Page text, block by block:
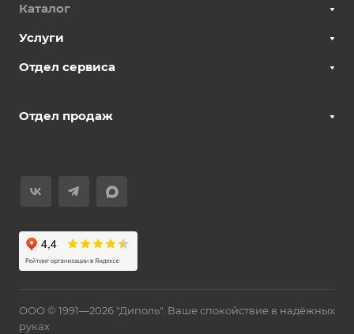
Каталог
Услуги
Отдел сервиса
Отдел продаж
ООО © 1991—2026 "Диполь". Ваше спокойствие в надёжных
руках